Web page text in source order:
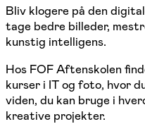
Bliv klogere på den
tage bedre billeder,
kunstig intelligens.
Hos FOF Aftenskolen
kurser i IT og foto, hvor
viden, du kan bruge i
kreative projekter.